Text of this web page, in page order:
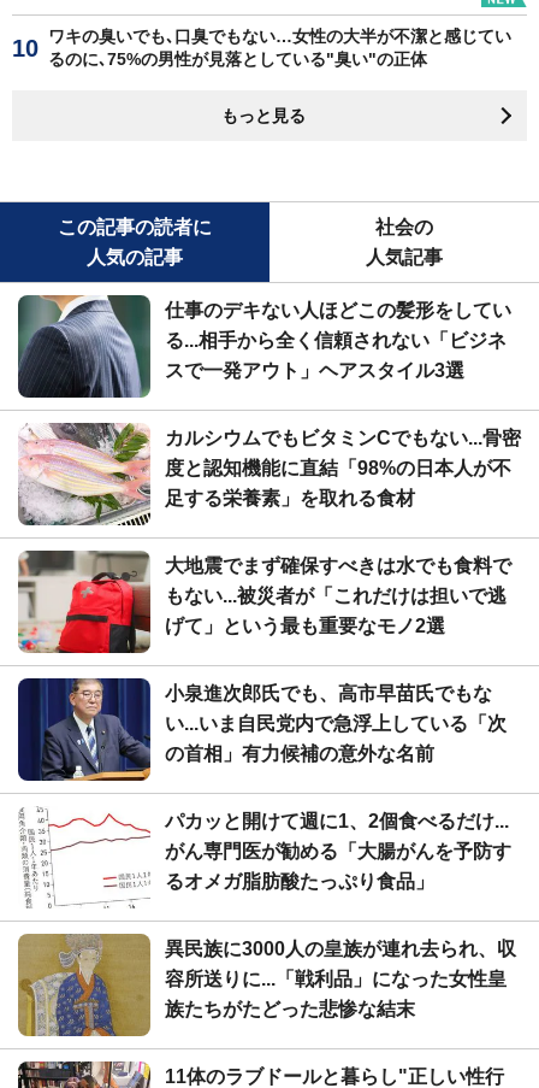
ワキの臭いでも､口臭でもない…女性の大半が不潔と感じてい
るのに､75%の男性が見落としている"臭い"の正体
もっと見る
この記事の読者に
人気の記事
社会の
人気記事
仕事のデキない人ほどこの髪形をしてい
る...相手から全く信頼されない「ビジネ
スで一発アウト」ヘアスタイル3選
カルシウムでもビタミンCでもない...骨密
度と認知機能に直結「98%の日本人が不
足する栄養素」を取れる食材
大地震でまず確保すべきは水でも食料で
もない...被災者が「これだけは担いで逃
げて」という最も重要なモノ2選
小泉進次郎氏でも、高市早苗氏でもな
い...いま自民党内で急浮上している「次
の首相」有力候補の意外な名前
パカッと開けて週に1、2個食べるだけ...
がん専門医が勧める「大腸がんを予防す
るオメガ脂肪酸たっぷり食品」
異民族に3000人の皇族が連れ去られ、収
容所送りに...「戦利品」になった女性皇
族たちがたどった悲惨な結末
11体のラブドールと暮らし"正しい性行